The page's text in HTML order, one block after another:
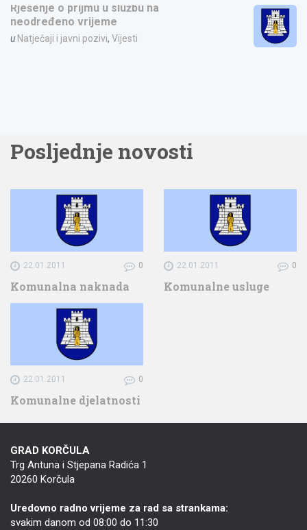
Rješenje o prijmu u službu na
neodređeno vrijeme
u Natječaji i javni pozivi, Vijesti
Posljednje novosti
22.01.2011 0
Komunalna naknada
22.01.2011 0
Komunalne usluge
22.01.2011 0
Komunalne djelatnosti
GRAD KORČULA
Trg Antuna i Stjepana Radića 1
20260 Korčula
Uredovno radno vrijeme za rad sa strankama:
svakim danom od 08:00 do 11:30